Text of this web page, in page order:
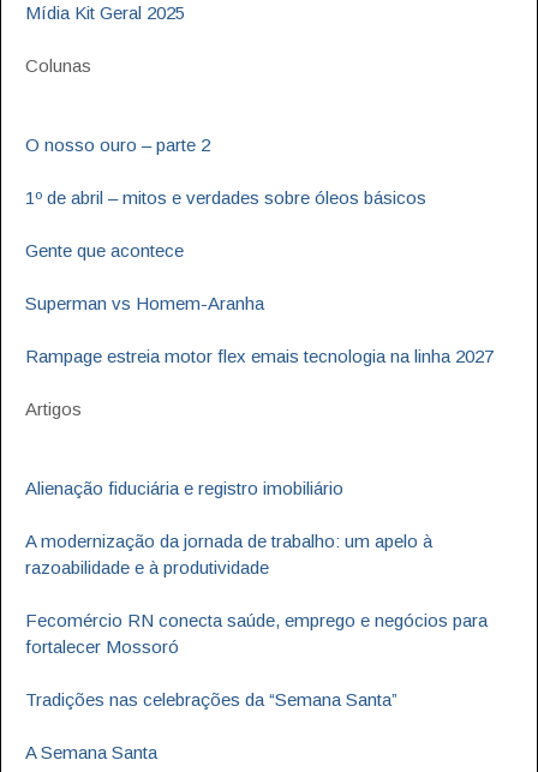
Mídia Kit Geral 2025
Colunas
O nosso ouro – parte 2
1º de abril – mitos e verdades sobre óleos básicos
Gente que acontece
Superman vs Homem-Aranha
Rampage estreia motor flex emais tecnologia na linha 2027
Artigos
Alienação fiduciária e registro imobiliário
A modernização da jornada de trabalho: um apelo à
razoabilidade e à produtividade
Fecomércio RN conecta saúde, emprego e negócios para
fortalecer Mossoró
Tradições nas celebrações da “Semana Santa”
A Semana Santa